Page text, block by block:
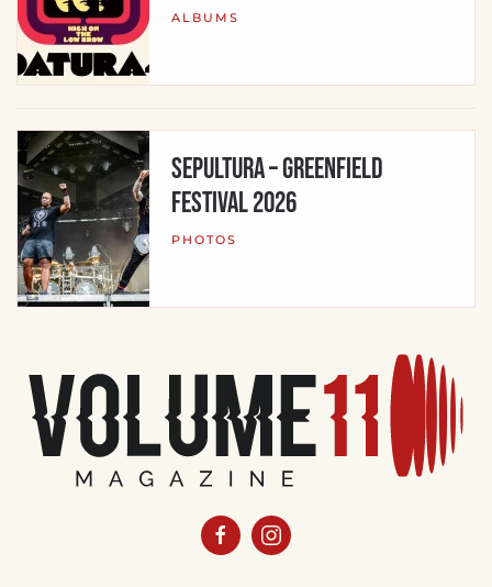
ALBUMS
Sepultura – Greenfield
Festival 2026
PHOTOS